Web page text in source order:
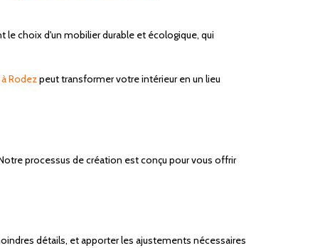
choix d'un mobilier durable et écologique, qui
Rodezpeut transformer votre intérieur en un lieu
processus de création est conçu pour vous offrir
détails, et apporter les ajustements nécessaires